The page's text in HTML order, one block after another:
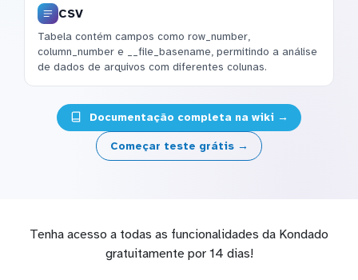
CSV
Tabela contém campos como row_number,
column_number e __file_basename, permitindo a análise
de dados de arquivos com diferentes colunas.
Documentação completa na wiki →
Começar teste grátis →
Tenha acesso a todas as funcionalidades da Kondado
gratuitamente por 14 dias!